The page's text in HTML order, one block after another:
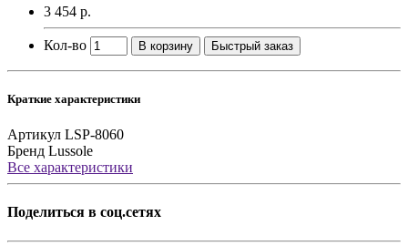
3 454 р.
Кол-во В корзину Быстрый заказ
Краткие характеристики
Артикул LSP-8060
Бренд Lussole
Все характеристики
Поделиться в соц.сетях